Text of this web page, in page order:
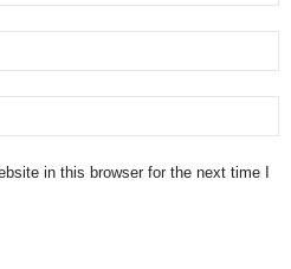
in this browser for the next time I